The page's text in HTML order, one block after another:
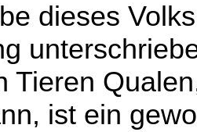
dieses
Tieren
ist ein